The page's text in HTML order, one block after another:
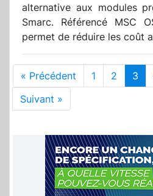
alternative aux modules
Smarc. Référencé MSC
permet de réduire les coût
« Précédent 1 2 3
Suivant »